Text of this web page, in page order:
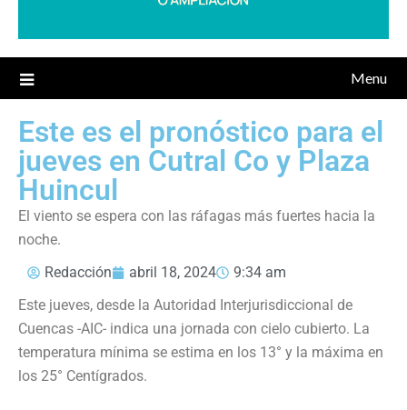
Menu
Este es el pronóstico para el
jueves en Cutral Co y Plaza
Huincul
El viento se espera con las ráfagas más fuertes hacia la
noche.
Redacción
abril 18, 2024
9:34 am
Este jueves, desde la Autoridad Interjurisdiccional de
Cuencas -AIC- indica una jornada con cielo cubierto. La
temperatura mínima se estima en los 13° y la máxima en
los 25° Centígrados.